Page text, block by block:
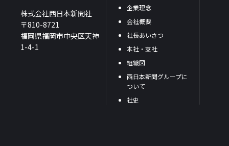
株式会社西日本新聞社
〒810-8721
福岡県福岡市中央区天神
1-4-1
企業理念
会社概要
社長あいさつ
本社・支社
組織図
西日本新聞グループに
ついて
社史